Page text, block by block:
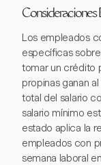
Consideraciones
Los empleados
específicas
tomar un crédito
propinas ganan
total del salario
salario mínimo
estado aplica la
empleados con
semana laboral